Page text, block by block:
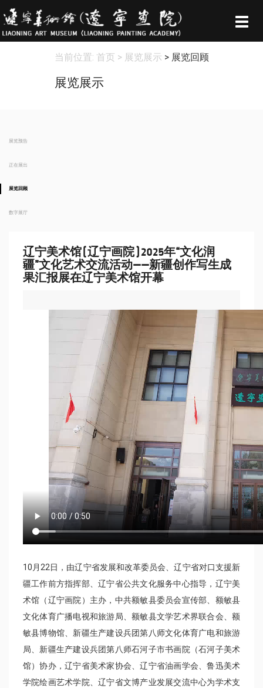
当前位置: 首页 > 展览展示 > 展览回顾
展览展示
展览预告
正在展出
展览回顾
数字展厅
辽宁美术馆(辽宁画院)2025年“文化润
疆”文化艺术交流活动——新疆创作写生成
果汇报展在辽宁美术馆开幕
10月22日，由辽宁省发展和改革委员会、辽宁省对口支援新
疆工作前方指挥部、辽宁省公共文化服务中心指导，辽宁美
术馆（辽宁画院）主办，中共额敏县委员会宣传部、额敏县
文化体育广播电视和旅游局、额敏县文学艺术界联合会、额
敏县博物馆、新疆生产建设兵团第八师文化体育广电和旅游
局、新疆生产建设兵团第八师石河子市书画院（石河子美术
馆）协办，辽宁省美术家协会、辽宁省油画学会、鲁迅美术
学院绘画艺术学院、辽宁省文博产业发展交流中心为学术支